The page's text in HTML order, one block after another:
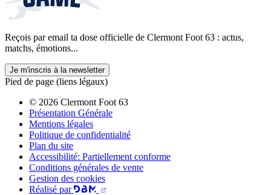
Reçois par email ta dose officielle de Clermont Foot 63 : actus,
matchs, émotions...
Je m'inscris à la newsletter
Pied de page (liens légaux)
© 2026 Clermont Foot 63
Présentation Générale
Mentions légales
Politique de confidentialité
Plan du site
Accessibilité: Partiellement conforme
Conditions générales de vente
Gestion des cookies
Réalisé par